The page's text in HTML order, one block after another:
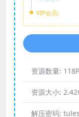
VIP会员:
资源数量:
资源大小:
解压密码: